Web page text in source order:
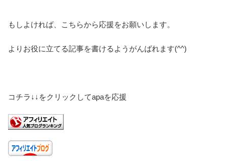
もしよければ、こちらから応援をお願いします。
よりお役に立てる記事を書けるようがんばれます(^^)
コチラ↓↓をクリックしてapaを応援